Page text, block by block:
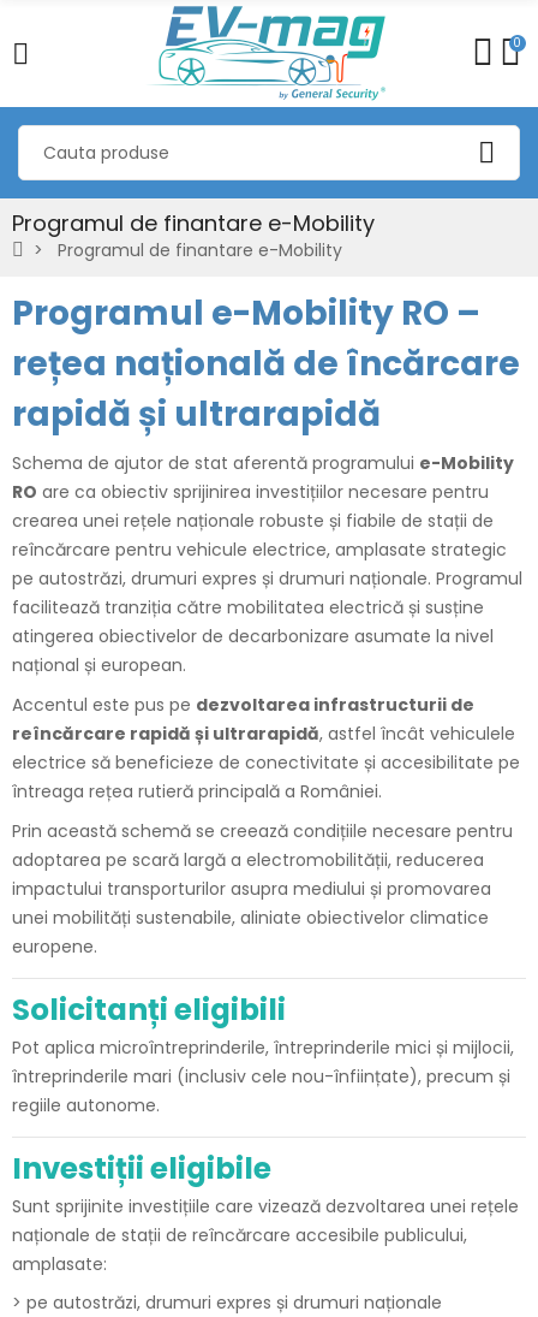
0
Programul de finantare e-Mobility
Programul de finantare e-Mobility
Programul e-Mobility RO –
rețea națională de încărcare
rapidă și ultrarapidă
Schema de ajutor de stat aferentă programului e-Mobility
RO are ca obiectiv sprijinirea investițiilor necesare pentru
crearea unei rețele naționale robuste și fiabile de stații de
reîncărcare pentru vehicule electrice, amplasate strategic
pe autostrăzi, drumuri expres și drumuri naționale. Programul
facilitează tranziția către mobilitatea electrică și susține
atingerea obiectivelor de decarbonizare asumate la nivel
național și european.
Accentul este pus pe dezvoltarea infrastructurii de
reîncărcare rapidă și ultrarapidă, astfel încât vehiculele
electrice să beneficieze de conectivitate și accesibilitate pe
întreaga rețea rutieră principală a României.
Prin această schemă se creează condițiile necesare pentru
adoptarea pe scară largă a electromobilității, reducerea
impactului transporturilor asupra mediului și promovarea
unei mobilități sustenabile, aliniate obiectivelor climatice
europene.
Solicitanți eligibili
Pot aplica microîntreprinderile, întreprinderile mici și mijlocii,
întreprinderile mari (inclusiv cele nou-înființate), precum și
regiile autonome.
Investiții eligibile
Sunt sprijinite investițiile care vizează dezvoltarea unei rețele
naționale de stații de reîncărcare accesibile publicului,
amplasate:
> pe autostrăzi, drumuri expres și drumuri naționale